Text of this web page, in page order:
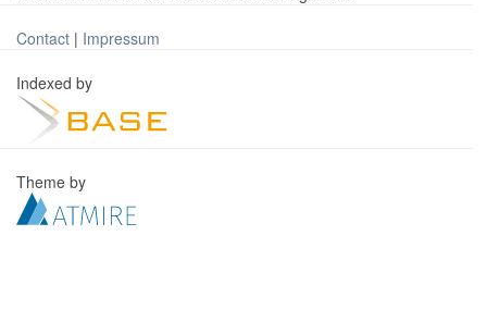
Contact | Impressum
Indexed by
Theme by